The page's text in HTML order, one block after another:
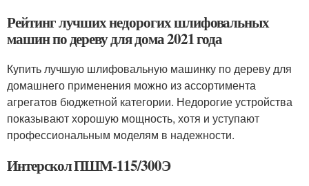
Рейтинг лучших недорогих шлифовальных
машин по дереву для дома 2021 года
Купить лучшую шлифовальную машинку по дереву для
домашнего применения можно из ассортимента
агрегатов бюджетной категории. Недорогие устройства
показывают хорошую мощность, хотя и уступают
профессиональным моделям в надежности.
Интерскол ПШМ-115/300Э